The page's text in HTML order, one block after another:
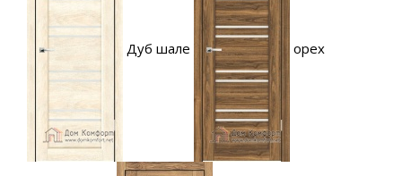
Дуб шале орех